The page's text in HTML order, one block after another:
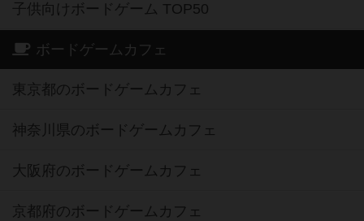
子供向けボードゲーム TOP50
ボードゲームカフェ
東京都のボードゲームカフェ
神奈川県のボードゲームカフェ
大阪府のボードゲームカフェ
京都府のボードゲームカフェ